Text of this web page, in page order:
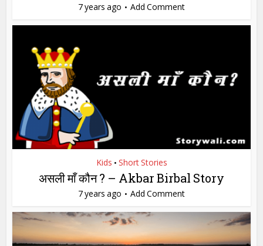
7 years ago Add Comment
Kids • Short Stories
असली माँ कौन ? – Akbar Birbal Story
7 years ago Add Comment